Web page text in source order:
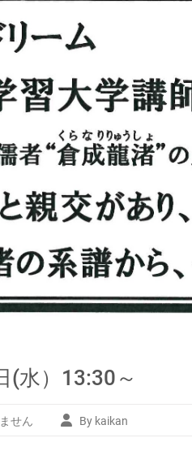
水）13:30～
せん By kaikan